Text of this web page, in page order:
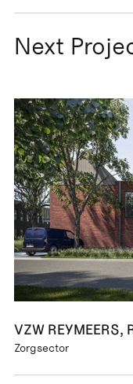
Next
VZW
Zorgsector